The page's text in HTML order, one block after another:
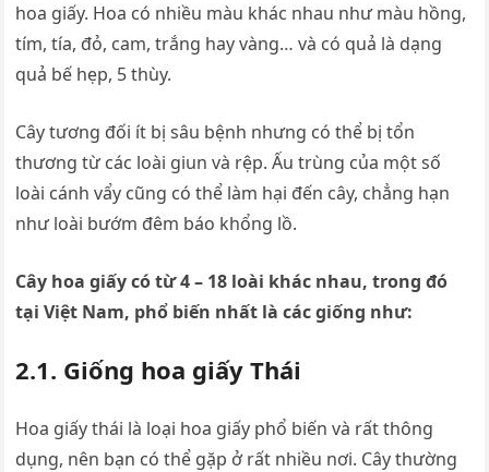
hoa giấy. Hoa có nhiều màu khác nhau như màu hồng,
tím, tía, đỏ, cam, trắng hay vàng… và có quả là dạng
quả bế hẹp, 5 thùy.
Cây tương đối ít bị sâu bệnh nhưng có thể bị tổn
thương từ các loài giun và rệp. Ấu trùng của một số
loài cánh vẩy cũng có thể làm hại đến cây, chẳng hạn
như loài bướm đêm báo khổng lồ.
Cây hoa giấy có từ 4 – 18 loài khác nhau, trong đó
tại Việt Nam, phổ biến nhất là các giống như:
2.1. Giống hoa giấy Thái
Hoa giấy thái là loại hoa giấy phổ biến và rất thông
dụng, nên bạn có thể gặp ở rất nhiều nơi. Cây thường